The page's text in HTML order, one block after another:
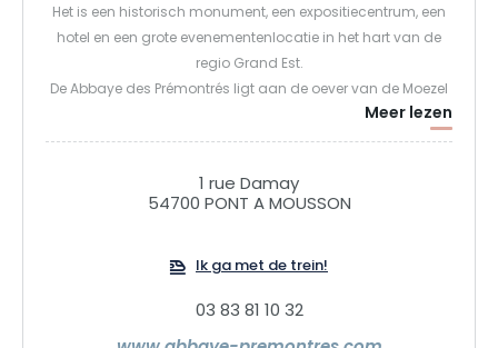
Het is een historisch monument, een expositiecentrum, een
hotel en een grote evenementenlocatie in het hart van de
regio Grand Est.
De Abbaye des Prémontrés ligt aan de oever van de Moezel
in een park van 2,5 hectare, op een steenworp afstand van
het centrum van Pont à Mousson, waar je alle voorzieningen
speeltuin).
Nancy, Liverdun en Toul, allemaal binnen handbereik van
Als je meer van de natuur houdt, ligt de Moselle-Saône
Meer lezen
1 rue Damay
54700 PONT A MOUSSON
Ik ga met de trein!
03 83 81 10 32